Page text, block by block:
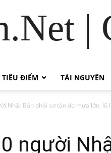
|
TIÊU ĐIỂM TÀI NGUYÊN
Nhật Bản phải sơ tán do mưa lớn, lũ
người